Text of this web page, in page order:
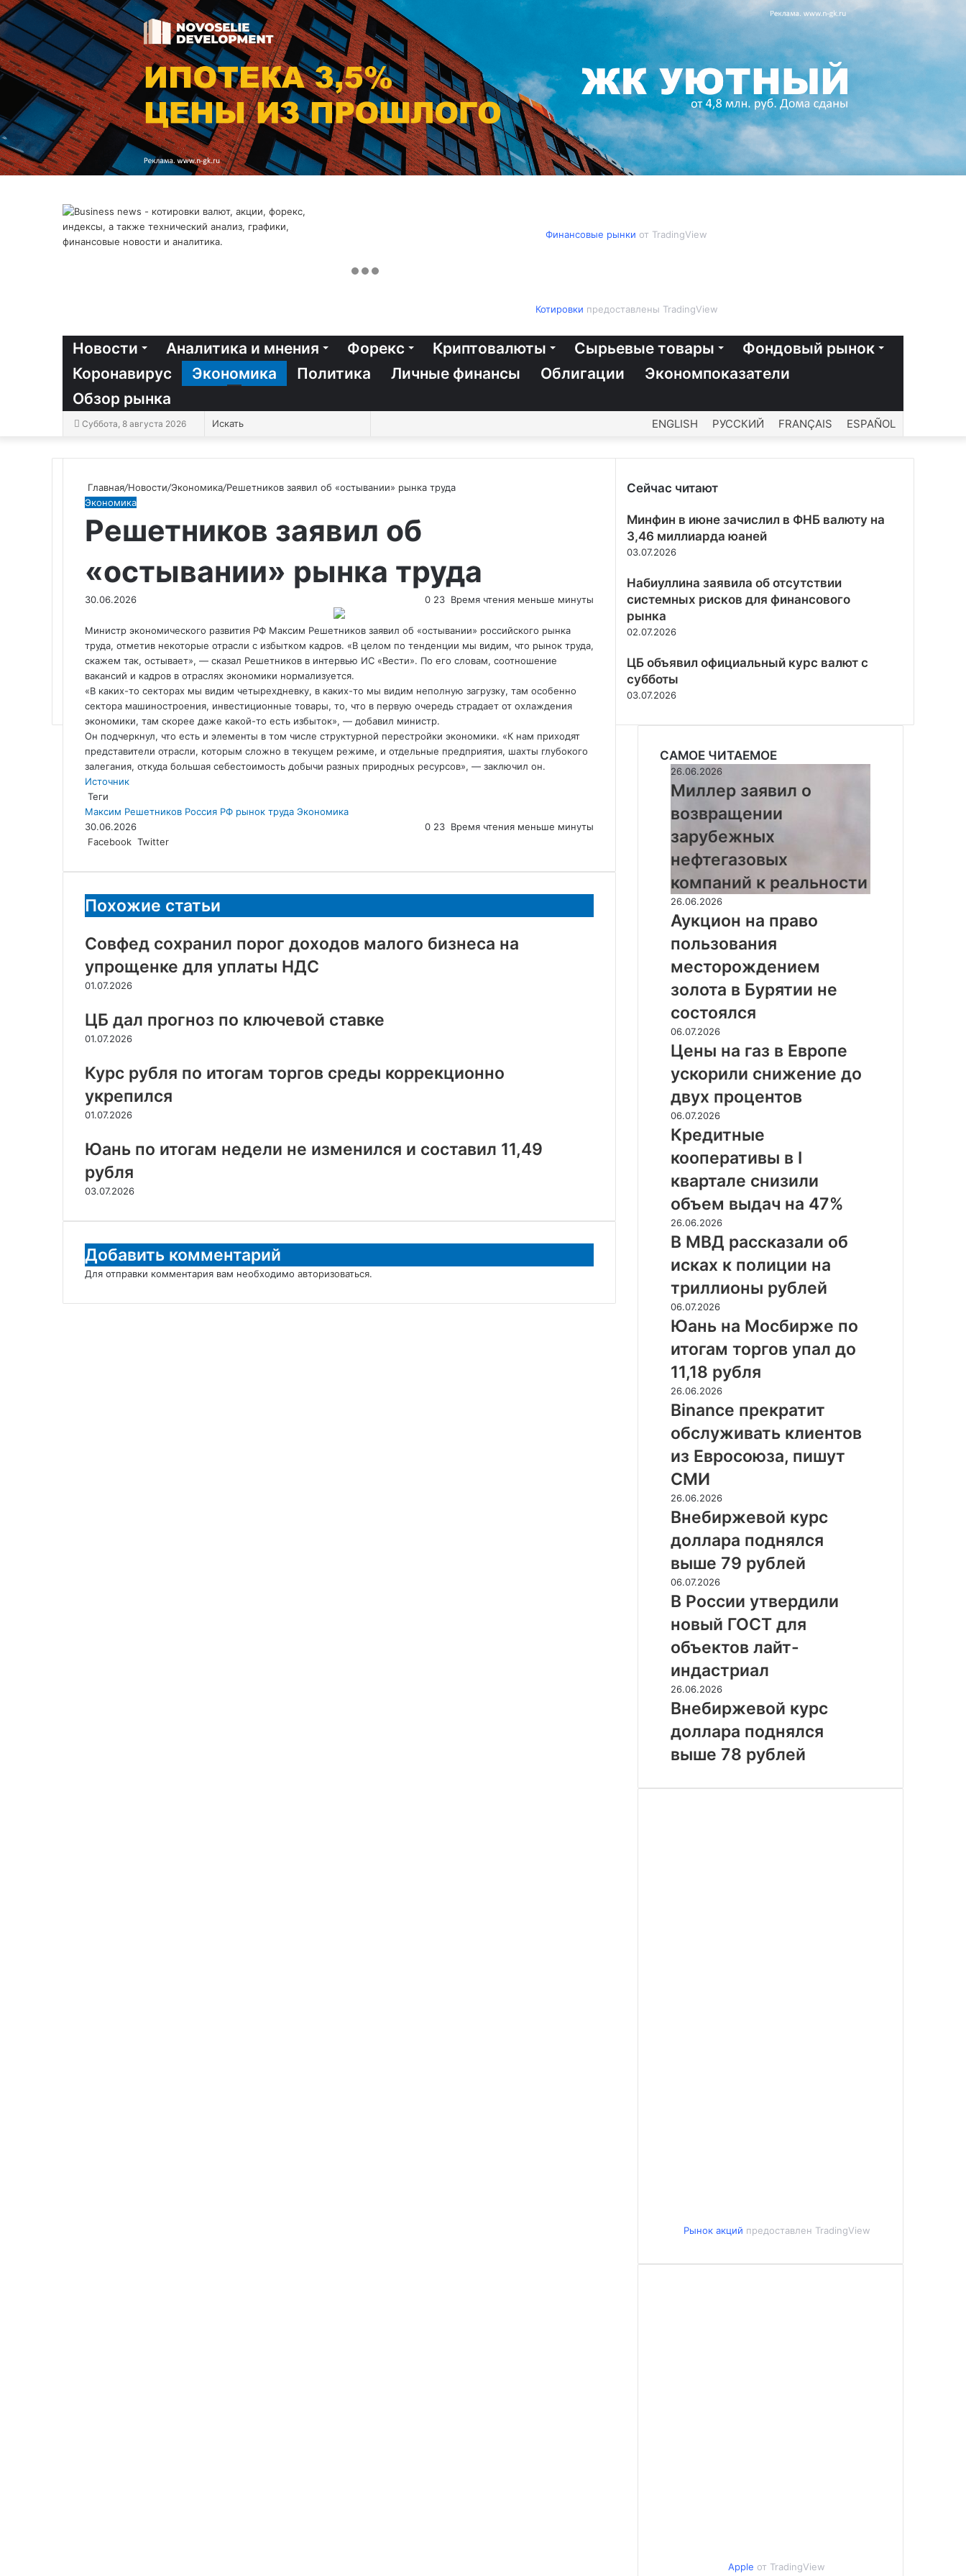
Финансовые рынки от TradingView
Котировки предоставлены TradingView
Новости Аналитика и мнения Форекс Криптовалюты Сырьевые товары
Фондовый рынок
Коронавирус
Экономика Политика Личные финансы Облигации
Экономпоказатели
Обзор рынка
Суббота, 8 августа 2026 ENGLISH РУССКИЙ FRANÇAIS ESPAÑOL
Главная/Новости/Экономика/Решетников заявил об «остывании» рынка труда
Экономика
Решетников заявил об
«остывании» рынка труда
30.06.2026 0 23 Время чтения меньше минуты
Министр экономического развития РФ Максим Решетников заявил об «остывании» российского рынка
труда, отметив некоторые отрасли с избытком кадров. «В целом по тенденции мы видим, что рынок труда,
скажем так, остывает», — сказал Решетников в интервью ИС «Вести». По его словам, соотношение
вакансий и кадров в отраслях экономики нормализуется.
«В каких-то секторах мы видим четырехдневку, в каких-то мы видим неполную загрузку, там особенно
сектора машиностроения, инвестиционные товары, то, что в первую очередь страдает от охлаждения
экономики, там скорее даже какой-то есть избыток», — добавил министр.
Он подчеркнул, что есть и элементы в том числе структурной перестройки экономики. «К нам приходят
представители отрасли, которым сложно в текущем режиме, и отдельные предприятия, шахты глубокого
залегания, откуда большая себестоимость добычи разных природных ресурсов», — заключил он.
Источник
Теги
Максим Решетников Россия РФ рынок труда Экономика
30.06.2026
0 23 Время чтения меньше минуты
Facebook Twitter
электронную
Похожие статьи
Совфед сохранил порог доходов малого бизнеса на
упрощенке для уплаты НДС
01.07.2026
ЦБ дал прогноз по ключевой ставке
01.07.2026
Курс рубля по итогам торгов среды коррекционно
укрепился
01.07.2026
Юань по итогам недели не изменился и составил 11,49
рубля
03.07.2026
Добавить комментарий
Для отправки комментария вам необходимо авторизоваться.
Сейчас читают
Минфин в июне зачислил в ФНБ валюту на
3,46 миллиарда юаней
03.07.2026
Набиуллина заявила об отсутствии
системных рисков для финансового
рынка
02.07.2026
ЦБ объявил официальный курс валют с
субботы
03.07.2026
САМОЕ ЧИТАЕМОЕ
Миллер
заявил
возвращении
зарубежных
нефтегазовых
компаний
реальности
26.06.2026
Миллер заявил о
возвращении
зарубежных
нефтегазовых
компаний к реальности
Аукцион
на
право
пользования
месторождением
золота
в
не
состоялся
26.06.2026
Аукцион на право
пользования
месторождением
золота в Бурятии не
состоялся
Цены
на
газ
в
Европе
ускорили
снижение
до
процентов
06.07.2026
Цены на газ в Европе
ускорили снижение до
двух процентов
Кредитные
кооперативы
квартале
снизили
объем
выдач
на
47%
06.07.2026
Кредитные
кооперативы в I
квартале снизили
объем выдач на 47%
В
МВД
рассказали
об
исках
к
полиции
на
рублей
26.06.2026
В МВД рассказали об
исках к полиции на
триллионы рублей
Юань
на
Мосбирже
по
итогам
торгов
упал
до
11,18
рубля
06.07.2026
Юань на Мосбирже по
итогам торгов упал до
11,18 рубля
Binance
прекратит
обслуживать
клиентов
из
Евросоюза,
пишут
СМИ
26.06.2026
Binance прекратит
обслуживать клиентов
из Евросоюза, пишут
СМИ
Внебиржевой
курс
доллара
поднялся
выше
79
рублей
26.06.2026
Внебиржевой курс
доллара поднялся
выше 79 рублей
В
России
утвердили
новый
ГОСТ
для
объектов
лайт-
индастриал
06.07.2026
В России утвердили
новый ГОСТ для
объектов лайт-
индастриал
Внебиржевой
курс
доллара
поднялся
выше
78
26.06.2026
Внебиржевой курс
доллара поднялся
выше 78 рублей
Рынок акций предоставлен TradingView
Apple от TradingView